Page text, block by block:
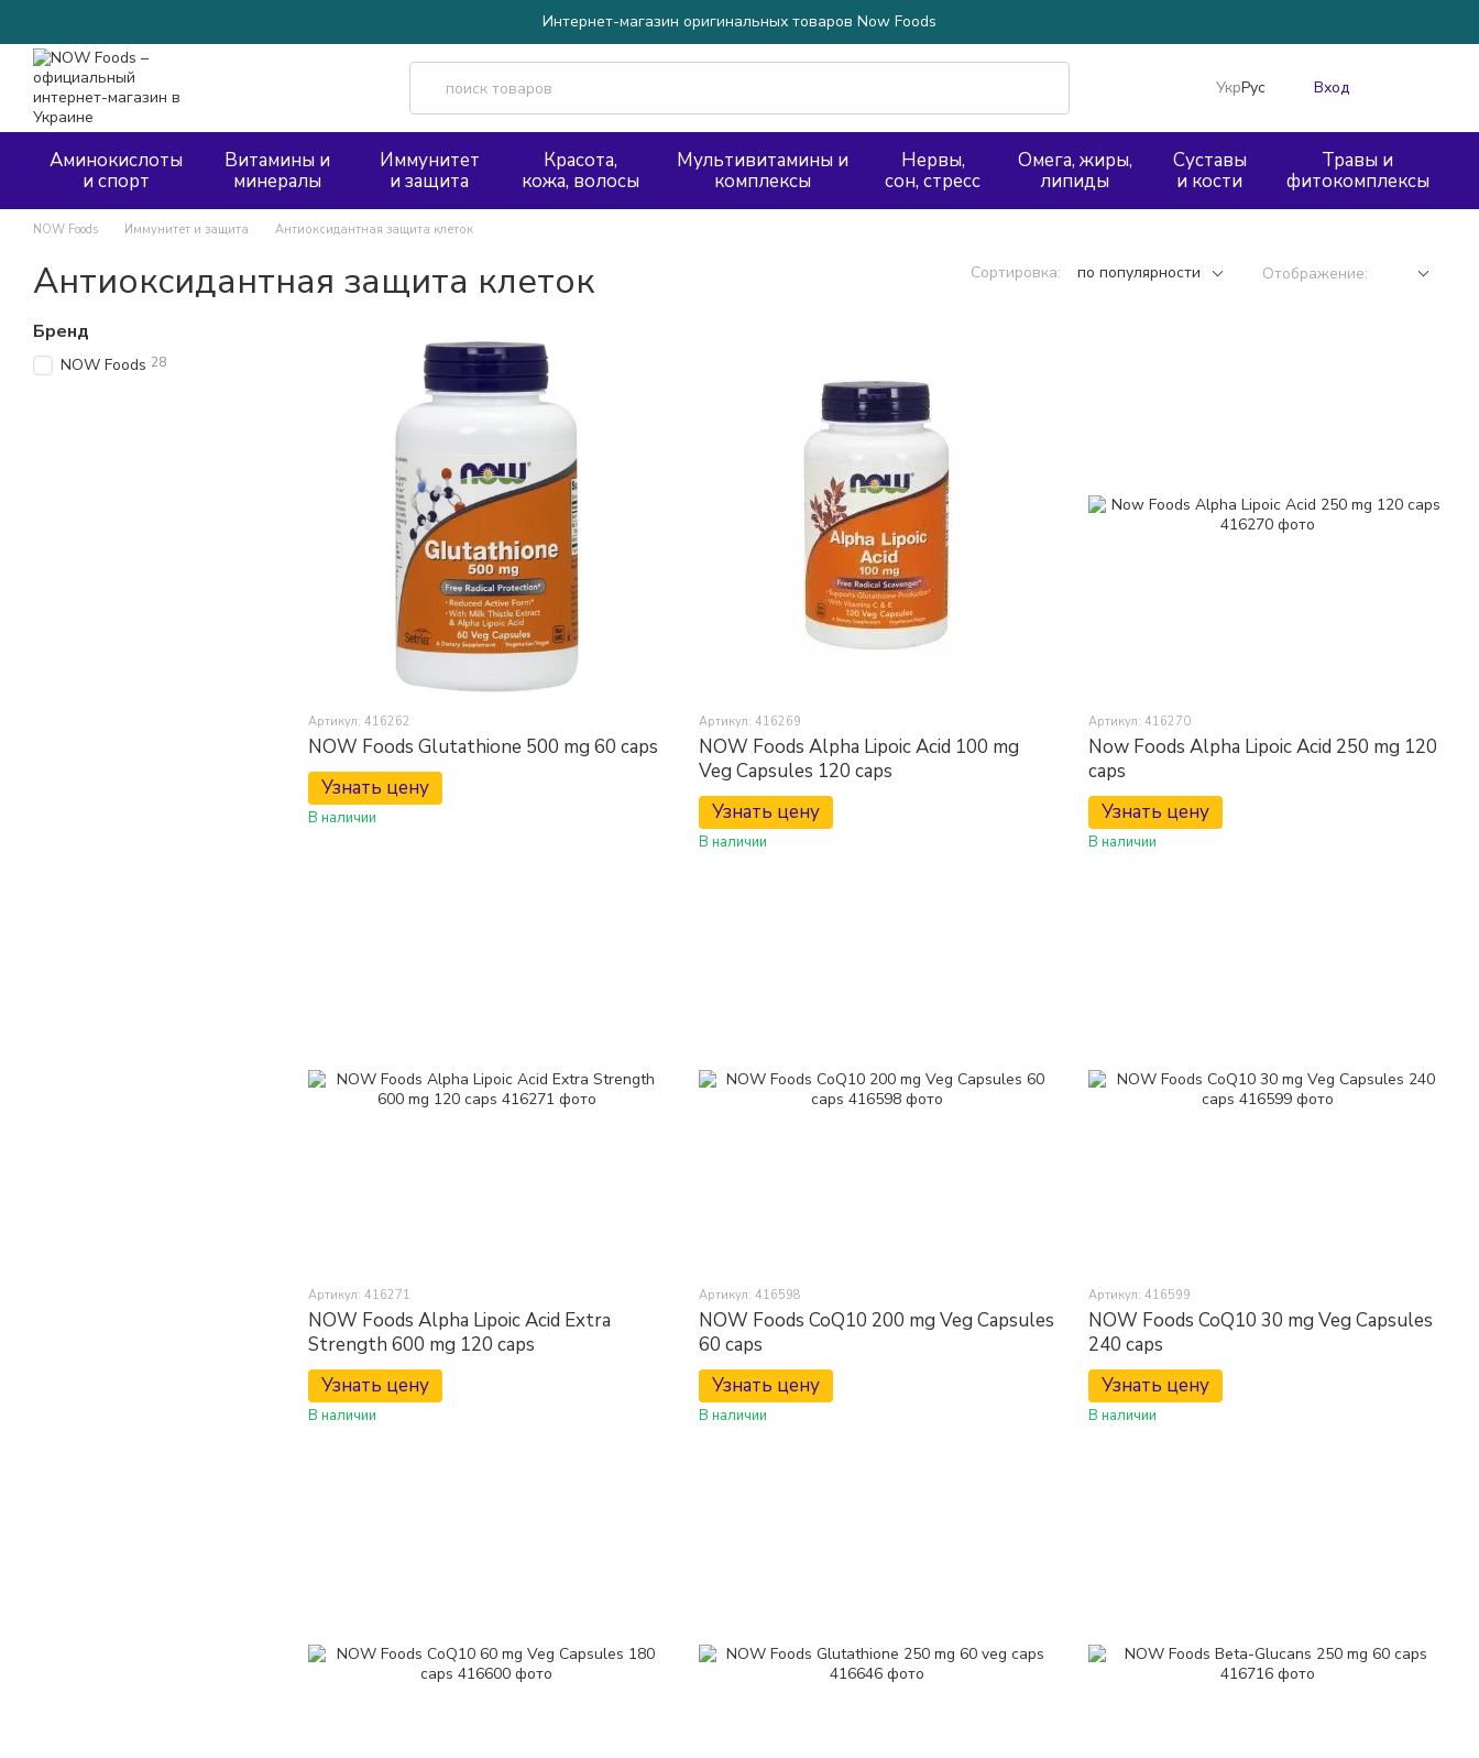
Интернет-магазин оригинальных товаров Now Foods
УкрРус Вход
Аминокислоты
и спорт
Витамины и
минералы
Иммунитет
и защита
Красота,
кожа, волосы
Мультивитамины и
комплексы
Нервы,
сон, стресс
Омега, жиры,
липиды
Суставы
и кости
Травы и
фитокомплексы
NOW Foods Иммунитет и защита Антиоксидантная защита клеток
Антиоксидантная защита клеток Сортировка: по популярности Отображение:
Артикул: 416262
NOW Foods Glutathione 500 mg 60 caps
Узнать цену
В наличии
Артикул: 416269
NOW Foods Alpha Lipoic Acid 100 mg
Veg Capsules 120 caps
Узнать цену
В наличии
Артикул: 416270
Now Foods Alpha Lipoic Acid 250 mg 120
caps
Узнать цену
В наличии
Артикул: 416271
NOW Foods Alpha Lipoic Acid Extra
Strength 600 mg 120 caps
Узнать цену
В наличии
Артикул: 416598
NOW Foods CoQ10 200 mg Veg Capsules
60 caps
Узнать цену
В наличии
Артикул: 416599
NOW Foods CoQ10 30 mg Veg Capsules
240 caps
Узнать цену
В наличии
Бренд
NOW Foods 28